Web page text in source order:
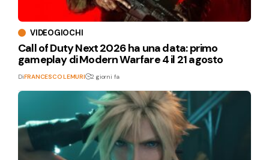
VIDEOGIOCHI
Call of Duty Next 2026 ha una data: primo
gameplay di Modern Warfare 4 il 21 agosto
DiFRANCESCO LEMURI 2 giorni fa